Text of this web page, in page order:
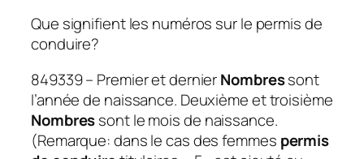
Que signifient les numéros sur le permis de
conduire?
849339 – Premier et dernierNombressont
l’année de naissance. Deuxième et troisième
Nombressont le mois de naissance.
(Remarque: dans le cas des femmes permis